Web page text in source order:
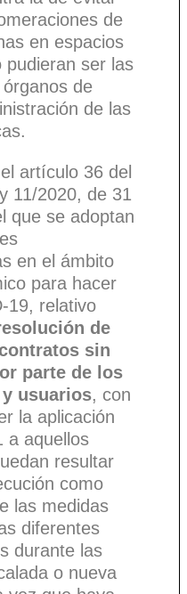
de
en espacios
pudieran ser las
de
de las
artículo 36 del
11/2020, de 31
que se adoptan
en el ámbito
para hacer
19, relativo
de
sin
parte de los
usuarios, con
la aplicación
a aquellos
resultar
como
las medidas
diferentes
durante las
o nueva